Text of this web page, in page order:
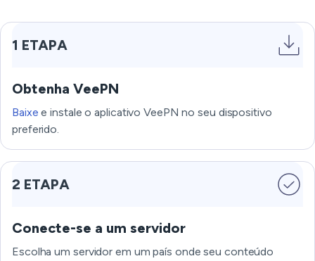
1 ETAPA
Obtenha VeePN
Baixe e instale o aplicativo VeePN no seu dispositivo
preferido.
2 ETAPA
Conecte-se a um servidor
Escolha um servidor em um país onde seu conteúdo